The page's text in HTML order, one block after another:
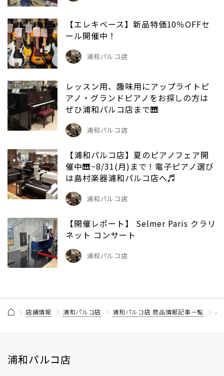
【エレキベース】新品特価10％OFFセ
ール開催中！
浦和パルコ店
レッスン用、趣味用にアップライトピ
アノ・グランドピアノをお探しの方は
ぜひ浦和パルコ店まで🎹
浦和パルコ店
【浦和パルコ店】夏のピアノフェア開
催中🎹~8/31(月)まで！電子ピアノ選び
は島村楽器浦和パルコ店へ♬
浦和パルコ店
【開催レポート】 Selmer Paris クラリ
ネット コンサート
浦和パルコ店
店舗情報 浦和パルコ店 浦和パルコ店 商品情報記事一覧 ハ
浦和パルコ店